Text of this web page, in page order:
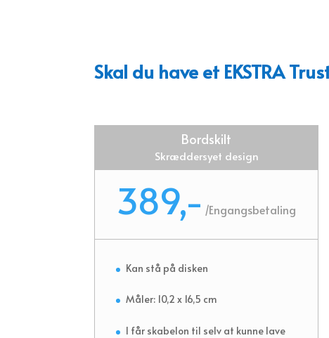
Skal du have et EKSTRA
Bordskilt
Skræddersyet design
389,- /Engangsbetaling
Kan stå på disken
Måler: 10,2 x 16,5 cm
I får skabelon til selv at kunne lave